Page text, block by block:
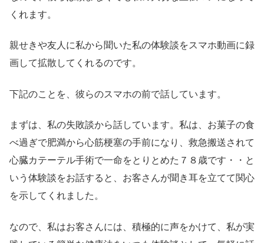
くれます。
親せきや友人に私から聞いた私の体験談をスマホ動画に録
画して拡散してくれるのです。
下記のことを、彼らのスマホの前で話しています。
まずは、私の失敗談から話しています。私は、お菓子の食
べ過ぎで肥満から心筋梗塞の手前になり、救急搬送されて
心臓カテーテル手術で一命をとりとめた７８歳です・・と
いう体験談をお話すると、お客さんが聞き耳を立てて関心
を示してくれました。
なので、私はお客さんには、積極的に声をかけて、私が実